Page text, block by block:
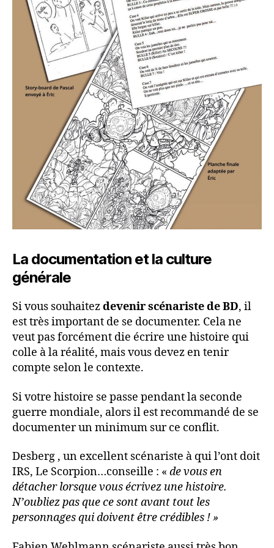
La documentation et la culture
générale
Si vous souhaitezdevenir scénariste de BD, il
est très important de se documenter. Cela ne
veut pas forcément die écrire une histoire qui
colle à la réalité, mais vous devez en tenir
compte selon le contexte.
Si votre histoire se passe pendant la seconde
guerre mondiale, alors il est recommandé de se
documenter un minimum sur ce conflit.
Desberg , un excellent scénariste à qui l’ont doit
IRS, Le Scorpion…conseille : « de vous en
détacher lorsque vous écrivez une histoire.
N’oubliez pas que ce sont avant tout les
personnages qui doivent être crédibles ! »